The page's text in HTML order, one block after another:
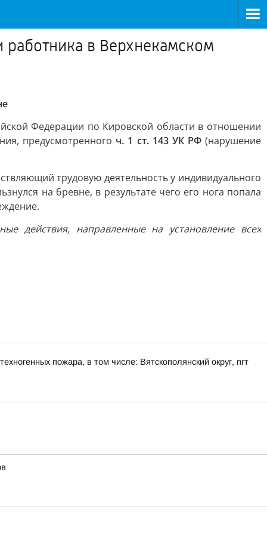
в Верхнекамском
Федерации по Кировской области в отношении
предусмотренного ч. 1 ст. 143 УК РФ(нарушение
трудовую деятельность у индивидуального
на бревне, в результате чего его нога попала
действия, направленные на установление всех
пожара, в том числе: Вятскополянский округ, пгт